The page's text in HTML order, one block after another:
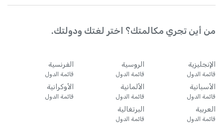
من أين تجري مكالمتك؟ اختر لغتك ودولتك.
الإنجليزية
قائمة الدول
الروسية
قائمة الدول
الفرنسية
قائمة الدول
الأسبانية
قائمة الدول
الألمانية
قائمة الدول
الأوكرانية
قائمة الدول
العربية
قائمة الدول
البرتغالية
قائمة الدول